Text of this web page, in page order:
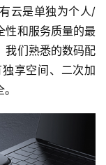
云是单独为个人/
性和服务质量的最
我们熟悉的数码配
享空间、二次加